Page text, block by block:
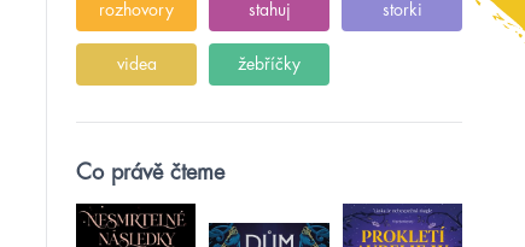
rozhovory stahuj storki
videa žebříčky
Co právě čteme